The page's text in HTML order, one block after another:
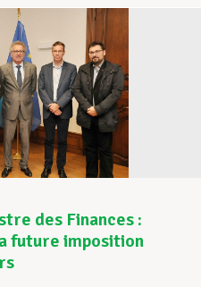
des Finances :
future imposition